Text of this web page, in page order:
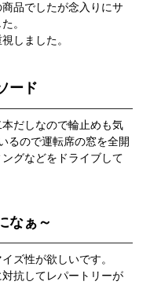
品でしたが念入りにサ
。
しました。
ード
だしなので輪止めも気
るので運転席の窓を全開
グなどをドライブして
なぁ～
ズ性が欲しいです。
抗してレパートリーが